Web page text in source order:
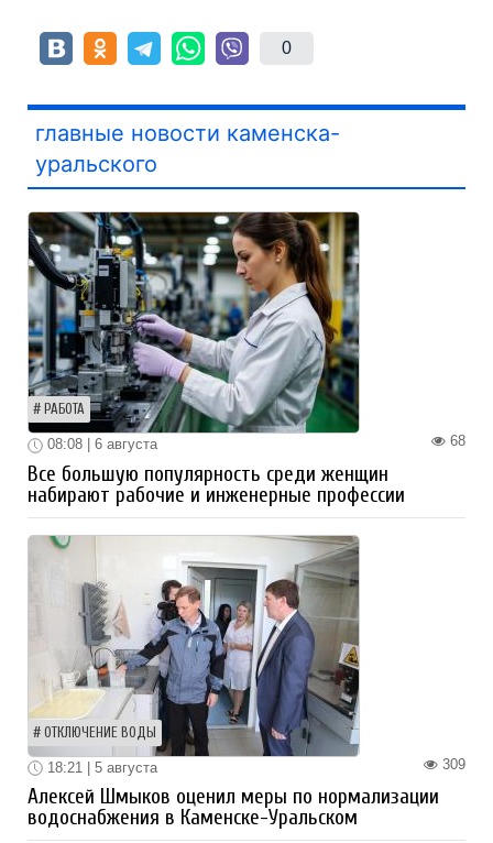
0
главные новости каменска-
уральского
РАБОТА
68
08:08 | 6 августа
Все большую популярность среди женщин
набирают рабочие и инженерные профессии
ОТКЛЮЧЕНИЕ ВОДЫ
309
18:21 | 5 августа
Алексей Шмыков оценил меры по нормализации
водоснабжения в Каменске-Уральском